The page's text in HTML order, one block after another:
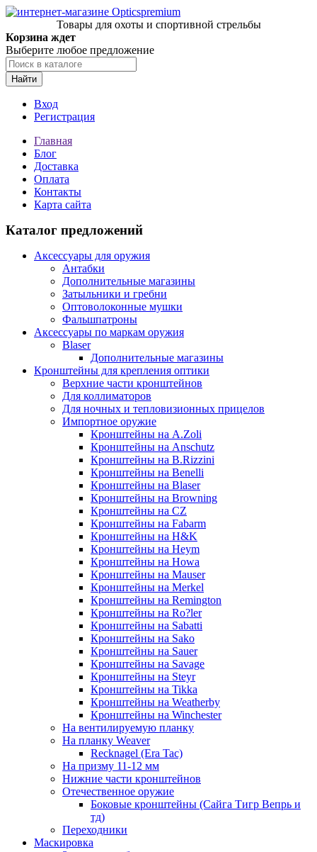
Товары для охоты и спортивной стрельбы
Корзина ждет
Выберите любое предложение
Найти
Вход
Регистрация
Главная
Блог
Доставка
Оплата
Контакты
Карта сайта
Каталог предложений
Аксессуары для оружия
Антабки
Дополнительные магазины
Затыльники и гребни
Оптоволоконные мушки
Фальшпатроны
Аксессуары по маркам оружия
Blaser
Дополнительные магазины
Кронштейны для крепления оптики
Верхние части кронштейнов
Для коллиматоров
Для ночных и тепловизионных прицелов
Импортное оружие
Кронштейны на A.Zoli
Кронштейны на Anschutz
Кронштейны на B.Rizzini
Кронштейны на Benelli
Кронштейны на Blaser
Кронштейны на Browning
Кронштейны на CZ
Кронштейны на Fabarm
Кронштейны на H&K
Кронштейны на Heym
Кронштейны на Howa
Кронштейны на Mauser
Кронштейны на Merkel
Кронштейны на Remington
Кронштейны на Ro?ler
Кронштейны на Sabatti
Кронштейны на Sako
Кронштейны на Sauer
Кронштейны на Savage
Кронштейны на Steyr
Кронштейны на Tikka
Кронштейны на Weatherby
Кронштейны на Winchester
На вентилируемую планку
На планку Weaver
Recknagel (Era Tac)
На призму 11-12 мм
Нижние части кронштейнов
Отечественное оружие
Боковые кронштейны (Сайга Тигр Вепрь и
тд)
Переходники
Маскировка